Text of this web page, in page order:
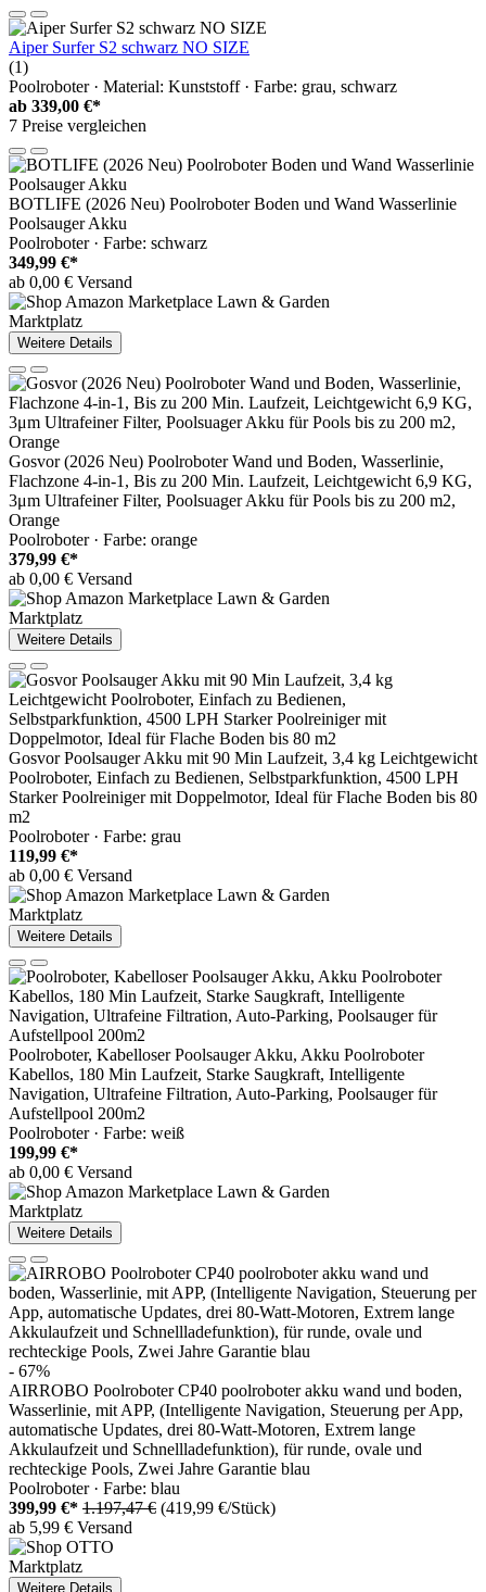
Aiper Surfer S2 schwarz NO SIZE
(1)
Poolroboter · Material: Kunststoff · Farbe: grau, schwarz
ab 339,00 €*
7 Preise vergleichen
BOTLIFE (2026 Neu) Poolroboter Boden und Wand Wasserlinie
Poolsauger Akku
Poolroboter · Farbe: schwarz
349,99 €*
ab 0,00 € Versand
Marktplatz
Weitere Details
Gosvor (2026 Neu) Poolroboter Wand und Boden, Wasserlinie,
Flachzone 4-in-1, Bis zu 200 Min. Laufzeit, Leichtgewicht 6,9 KG,
3μm Ultrafeiner Filter, Poolsuager Akku für Pools bis zu 200 m2,
Orange
Poolroboter · Farbe: orange
379,99 €*
ab 0,00 € Versand
Marktplatz
Weitere Details
Gosvor Poolsauger Akku mit 90 Min Laufzeit, 3,4 kg Leichtgewicht
Poolroboter, Einfach zu Bedienen, Selbstparkfunktion, 4500 LPH
Starker Poolreiniger mit Doppelmotor, Ideal für Flache Boden bis 80
m2
Poolroboter · Farbe: grau
119,99 €*
ab 0,00 € Versand
Marktplatz
Weitere Details
Poolroboter, Kabelloser Poolsauger Akku, Akku Poolroboter
Kabellos, 180 Min Laufzeit, Starke Saugkraft, Intelligente
Navigation, Ultrafeine Filtration, Auto-Parking, Poolsauger für
Aufstellpool 200m2
Poolroboter · Farbe: weiß
199,99 €*
ab 0,00 € Versand
Marktplatz
Weitere Details
- 67%
AIRROBO Poolroboter CP40 poolroboter akku wand und boden,
Wasserlinie, mit APP, (Intelligente Navigation, Steuerung per App,
automatische Updates, drei 80-Watt-Motoren, Extrem lange
Akkulaufzeit und Schnellladefunktion), für runde, ovale und
rechteckige Pools, Zwei Jahre Garantie blau
Poolroboter · Farbe: blau
399,99 €* 1.197,47 € (419,99 €/Stück)
ab 5,99 € Versand
Marktplatz
Weitere Details